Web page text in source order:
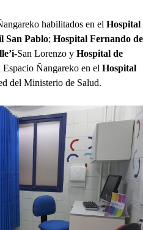
habilitados en el Hospital
San Pablo; Hospital Fernando de
San Lorenzo y Hospital de
Ñangareko en el Hospital
del Ministerio de Salud.